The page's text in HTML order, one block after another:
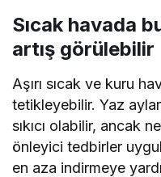
Sıcak havada
artış görülebilir
Aşırı sıcak ve kuru
tetikleyebilir. Yaz
sıkıcı olabilir, ancak
önleyici tedbirler
en aza indirmeye